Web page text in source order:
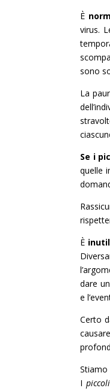
È
virus.
sono
La
Se i
quelle
È
dare
e
Certo
I piccoli